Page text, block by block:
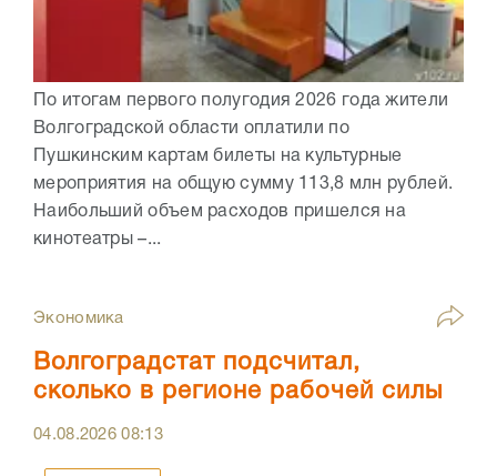
По итогам первого полугодия 2026 года жители
Волгоградской области оплатили по
Пушкинским картам билеты на культурные
мероприятия на общую сумму 113,8 млн рублей.
Наибольший объем расходов пришелся на
кинотеатры –...
Экономика
Волгоградстат подсчитал,
сколько в регионе рабочей силы
04.08.202608:13